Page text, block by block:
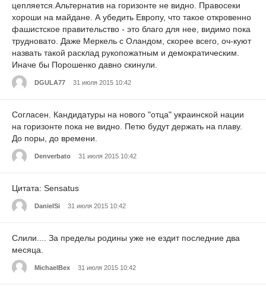
цепляется.Альтернатив на горизонте не видно. Правосеки
хороши на майдане. А убедить Европу, что такое откровенно
фашистское правительство - это благо для нее, видимо пока
трудновато. Даже Меркель с Оландом, скорее всего, оч-куют
назвать такой расклад рукопожатным и демократическим.
Иначе бы Порошенко давно скинули.
DGULA77 31 июля 2015 10:42
Согласен. Кандидатуры на нового "отца" украинской нации
на горизонте пока не видно. Петю будут держать на плаву.
До поры, до времени.
Denverbato 31 июля 2015 10:42
Цитата: Sensatus
DanielSi 31 июля 2015 10:42
Слили.... За пределы родины уже не ездит последние два
месяца.
MichaelBex 31 июля 2015 10:42